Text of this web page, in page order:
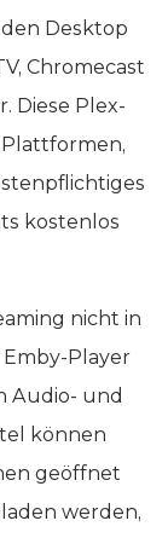
Desktop
Chromecast
Diese Plex-
kostenlos
nicht in
Player
Audio- und
können
geöffnet
werden,